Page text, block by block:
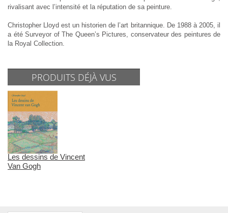
rivalisant avec l’intensité et la réputation de sa peinture.
Christopher Lloyd est un historien de l’art britannique. De 1988 à 2005, il
a été Surveyor of The Queen’s Pictures, conservateur des peintures de
la Royal Collection.
PRODUITS DÉJÀ VUS
Les dessins de Vincent
Van Gogh